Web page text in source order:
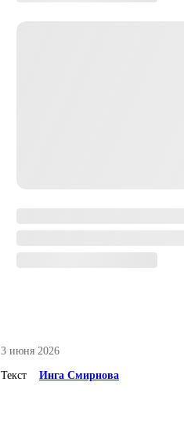
3 июня 2026
Текст Инга Смирнова